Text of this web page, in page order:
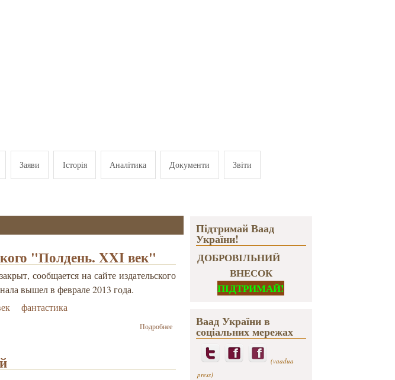
Заяви Історія Аналітика Документи Звіти
"Полдень. XXI век"
сообщается на сайте издательского
вышел в феврале 2013 года.
фантастика
Подробнеео Закрылся
альманах
Стругацкого
Підтримай Ваад
України!
ДОБРОВІЛЬНИЙ
ВНЕСОК
ПІДТРИМАЙ!
Ваад України в
соціальних мережах
(vaadua
press)